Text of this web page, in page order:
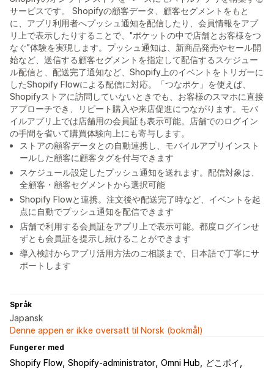
サービスです。 Shopifyの顧客データ、顧客セグメントをもと
に、アプリ利用者へプッシュ通知を配信したり、会員情報をアプ
リ上で表示したりすることで、"ポケットの中で店舗とお客様をつ
なぐ”体験を実現します。プッシュ通知は、新商品発売やセール開
始など、送信する顧客セグメントを指定して配信するスケジュー
ル配信と、配送完了通知など、Shopify上のイベントをトリガーに
したShopify Flowによる配信に対応。「つなポケ」を使えば、
Shopifyストアに訪問していないときでも、お客様のスマホに直接
アプローチでき、リピート購入や来店促進につながります。モバ
イルアプリ上では店舗用の会員証も表示可能。店舗でのログイン
の手間を省いて購買体験向上にも寄与します。
ストアの顧客データとの自動連携し、モバイルアプリインスト
ールした顧客に顧客タグを付与できます
スケジュール設定したプッシュ通知を送れます。配信対象は、
全顧客・顧客セグメントから選択可能
Shopify Flowと連携。注文後や配送完了時など、イベントを起
点に自動でプッシュ通知を配信できます
店舗で利用する会員証をアプリ上で表示可能。都度ログインせ
ずとも会員証を提示し続けることができます
導入検討からアプリ活用方法のご相談まで、日本語で丁寧にサ
ポートします
Språk
Japansk
Denne appen er ikke oversatt til Norsk (bokmål)
Fungerer med
Shopify Flow Shopify-administrator Omni Hub
どこポイ